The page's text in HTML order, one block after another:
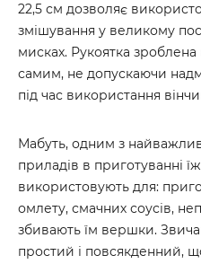
22,5 см дозволяє
змішування у великому
мисках. Рукоятка
самим, не допускаючи
під час використання
Мабуть, одним з
приладів в приготуванні
використовують для:
омлету, смачних соусів,
збивають їм вершки.
простий і повсякденний,